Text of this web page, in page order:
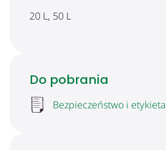
20 L, 50 L
Do pobrania
Bezpieczeństwo i etykieta